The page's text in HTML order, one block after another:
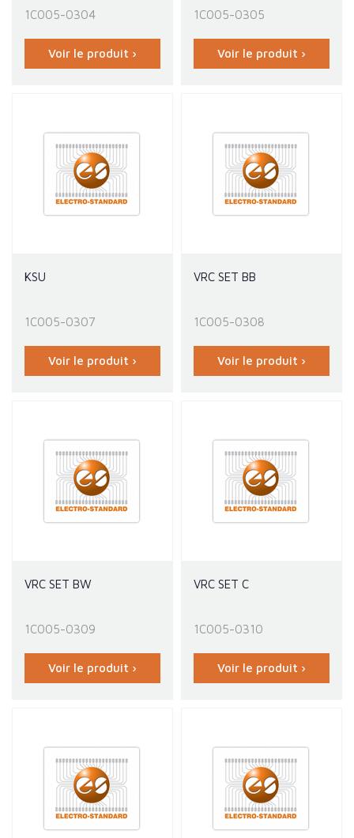
1C005-0304
Voir le produit ›
1C005-0305
Voir le produit ›
KSU
1C005-0307
Voir le produit ›
VRC SET BB
1C005-0308
Voir le produit ›
VRC SET BW
1C005-0309
Voir le produit ›
VRC SET C
1C005-0310
Voir le produit ›